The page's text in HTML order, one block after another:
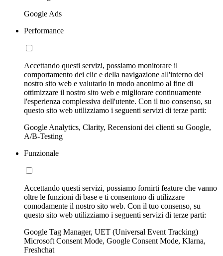
Google Ads
Performance
Accettando questi servizi, possiamo monitorare il
comportamento dei clic e della navigazione all'interno del
nostro sito web e valutarlo in modo anonimo al fine di
ottimizzare il nostro sito web e migliorare continuamente
l'esperienza complessiva dell'utente. Con il tuo consenso, su
questo sito web utilizziamo i seguenti servizi di terze parti:
Google Analytics, Clarity, Recensioni dei clienti su Google,
A/B-Testing
Funzionale
Accettando questi servizi, possiamo fornirti feature che vanno
oltre le funzioni di base e ti consentono di utilizzare
comodamente il nostro sito web. Con il tuo consenso, su
questo sito web utilizziamo i seguenti servizi di terze parti:
Google Tag Manager, UET (Universal Event Tracking)
Microsoft Consent Mode, Google Consent Mode, Klarna,
Freshchat